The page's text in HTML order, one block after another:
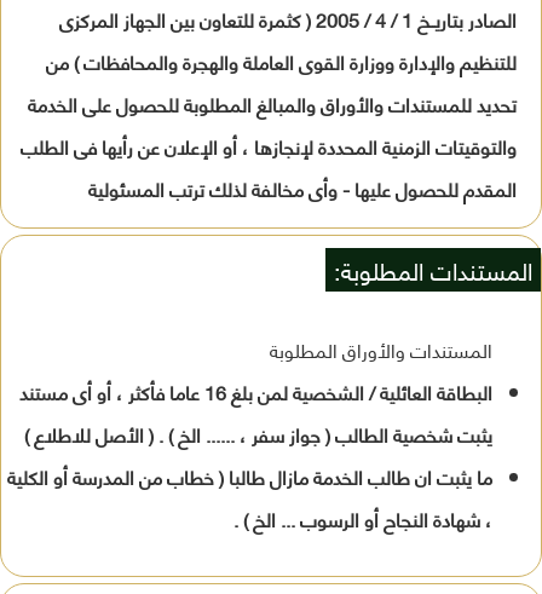
الصادر بتاريــخ 1 / 4 / 2005 ( كثمرة للتعاون بين الجهاز المركزى
للتنظيم والإدارة ووزارة القوى العاملة والهجرة والمحافظات ) من
تحديد للمستندات والأوراق والمبالغ المطلوبة للحصول على الخدمة
والتوقيتات الزمنية المحددة لإنجازها ، أو الإعلان عن رأيها فى الطلب
المقدم للحصول عليها - وأى مخالفة لذلك ترتب المسئولية
المستندات المطلوبة:
المستندات والأوراق المطلوبة
البطاقة العائلية / الشخصية لمن بلغ 16 عاما فأكثر ، أو أى مستند
يثبت شخصية الطالب ( جواز سفر ، ...... الخ ) . ( الأصل للاطلاع )
ما يثبت ان طالب الخدمة مازال طالبا ( خطاب من المدرسة أو الكلية
، شهادة النجاح أو الرسوب ... الخ ) .